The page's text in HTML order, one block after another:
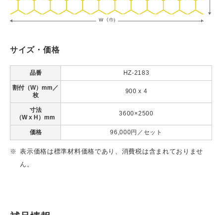
サイズ・価格
品番 HZ-2183
割付（W）mm／
枚
900 x 4
寸法
（W x H）mm
3600×2500
価格 96,000円／セット
表示価格は標準材料価格であり、消費税は含まれておりませ
ん。